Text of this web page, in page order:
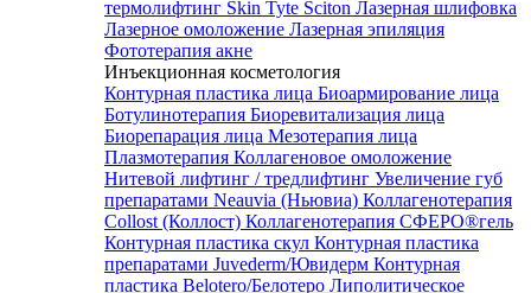
термолифтинг Skin Tyte Sciton Лазерная шлифовка
Лазерное омоложение Лазерная эпиляция
Фототерапия акне
Инъекционная косметология
Контурная пластика лица Биоармирование лица
Ботулинотерапия Биоревитализация лица
Биорепарация лица Мезотерапия лица
Плазмотерапия Коллагеновое омоложение
Нитевой лифтинг / тредлифтинг Увеличение губ
препаратами Neauvia (Ньювиа) Коллагенотерапия
Collost (Коллост) Коллагенотерапия СФЕРО®гель
Контурная пластика скул Контурная пластика
препаратами Juvederm/Ювидерм Контурная
пластика Belotero/Белотеро Липолитическое